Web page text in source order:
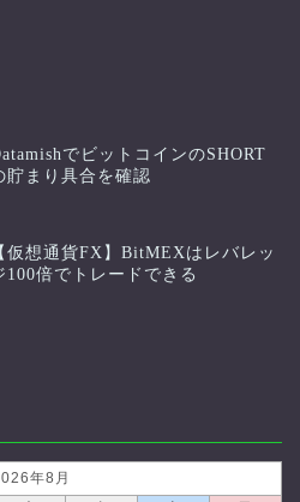
でビットコインのSHORT
貯まり具合を確認
仮想通貨FX】BitMEXはレバレッ
100倍でトレードできる
年8月